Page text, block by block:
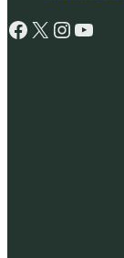
Facebook X Instagram YouTube